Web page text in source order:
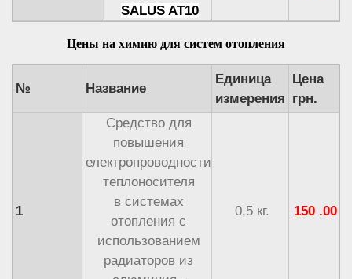
SALUS AT10
Цены на химию для систем отопления
№ Название
Единица
измерения
Цена
грн.
1
Средство для
повышения
електропроводности
теплоносителя
в системах
отопления с
использованием
радиаторов из
0,5 кг. 150 .00